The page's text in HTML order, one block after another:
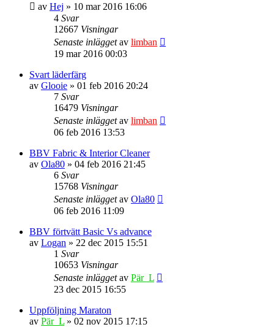
av Hej » 10 mar 2016 16:06
4 Svar
12667 Visningar
Senaste inläggetav limban
19 mar 2016 00:03
Svart läderfärg
av Glooie » 01 feb 2016 20:24
7 Svar
16479 Visningar
Senaste inläggetav limban
06 feb 2016 13:53
BBV Fabric & Interior Cleaner
av Ola80 » 04 feb 2016 21:45
6 Svar
15768 Visningar
Senaste inläggetav Ola80
06 feb 2016 11:09
BBV förtvätt Basic Vs advance
av Logan » 22 dec 2015 15:51
1 Svar
10653 Visningar
Senaste inläggetav Pär_L
23 dec 2015 16:55
Uppföljning Maraton
av Pär_L » 02 nov 2015 17:15